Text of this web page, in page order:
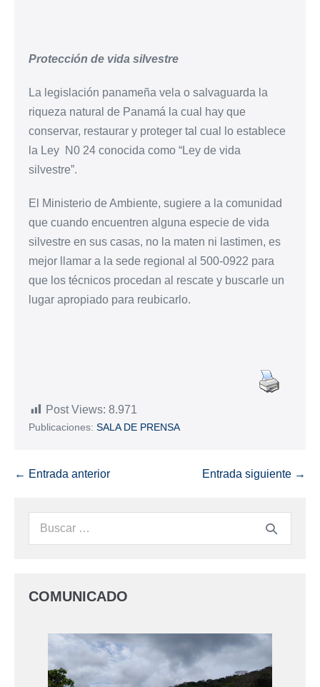
Protección de vida silvestre
La legislación panameña vela o salvaguarda la
riqueza natural de Panamá la cual hay que
conservar, restaurar y proteger tal cual lo establece
la Ley N0 24 conocida como “Ley de vida
silvestre”.
El Ministerio de Ambiente, sugiere a la comunidad
que cuando encuentren alguna especie de vida
silvestre en sus casas, no la maten ni lastimen, es
mejor llamar a la sede regional al 500-0922 para
que los técnicos procedan al rescate y buscarle un
lugar apropiado para reubicarlo.
Post Views: 8.971
Publicaciones: SALA DE PRENSA
← Entrada anterior Entrada siguiente →
COMUNICADO